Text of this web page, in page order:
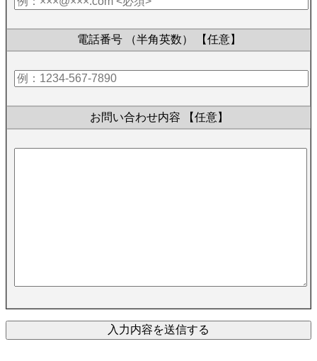
電話番号 （半角英数） 【任意】
お問い合わせ内容 【任意】